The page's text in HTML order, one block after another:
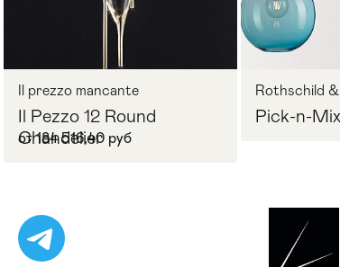
Il prezzo mancante
Il Pezzo 12 Round
Chandelier
от 184 516,40 руб
Rothschild
Pick-n-